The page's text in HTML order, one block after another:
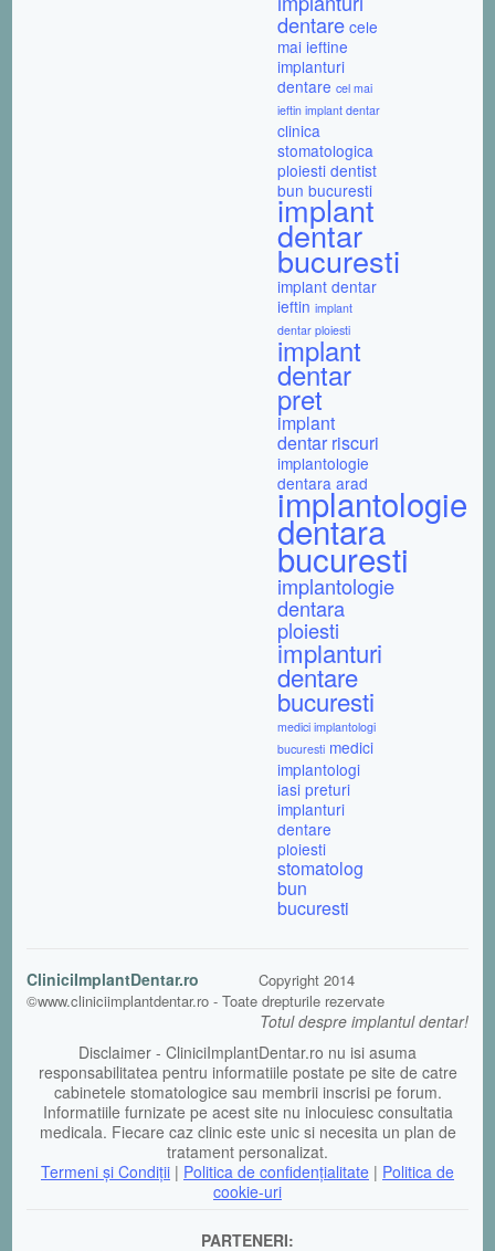
dentare cele
mai ieftine
implanturi
dentare cel mai
ieftin implant dentar
clinica
stomatologica
ploiesti dentist
bun bucuresti
implant
dentar
bucuresti
implant dentar
ieftin implant
dentar ploiesti
implant
dentar
pret
implant
dentar riscuri
implantologie
dentara arad
implantologie
dentara
bucuresti
implantologie
dentara
ploiesti
implanturi
dentare
bucuresti
medici implantologi
bucuresti medici
implantologi
iasi preturi
implanturi
dentare
ploiesti
stomatolog
bun
bucuresti
CliniciImplantDentar.ro
Copyright 2014
©www.cliniciimplantdentar.ro - Toate drepturile rezervate
Totul despre implantul dentar!
Disclaimer - CliniciImplantDentar.ro nu isi asuma
responsabilitatea pentru informatiile postate pe site de catre
cabinetele stomatologice sau membrii inscrisi pe forum.
Informatiile furnizate pe acest site nu inlocuiesc consultatia
medicala. Fiecare caz clinic este unic si necesita un plan de
tratament personalizat.
Termeni şi Condiții | Politica de confidențialitate | Politica de
cookie-uri
PARTENERI: